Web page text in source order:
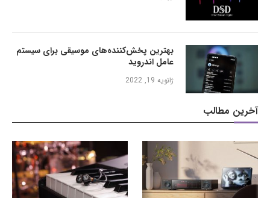
بهترین پخش‌کننده‌های موسیقی برای سیستم
عامل اندروید
ژانویه 19, 2022
آخرین مطالب